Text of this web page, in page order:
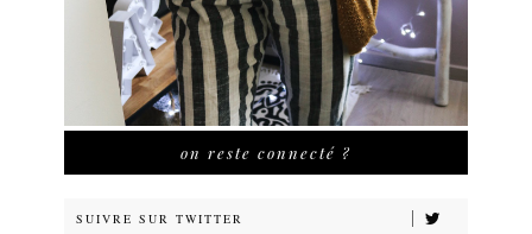
on reste connecté ?
SUIVRE SUR TWITTER